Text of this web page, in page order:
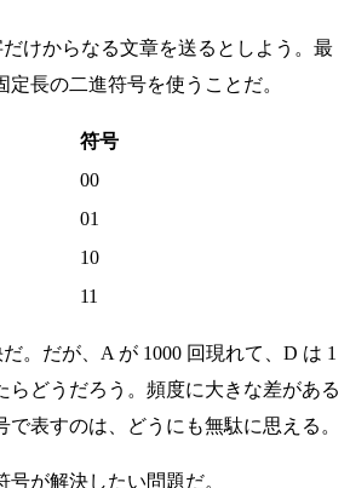
けからなる文章を送るとしよう。最
定長の二進符号を使うことだ。
符号
00
01
10
11
。だが、A が 1000 回現れて、D は 1
らどうだろう。頻度に大きな差がある
表すのは、どうにも無駄に思える。
が解決したい問題だ。